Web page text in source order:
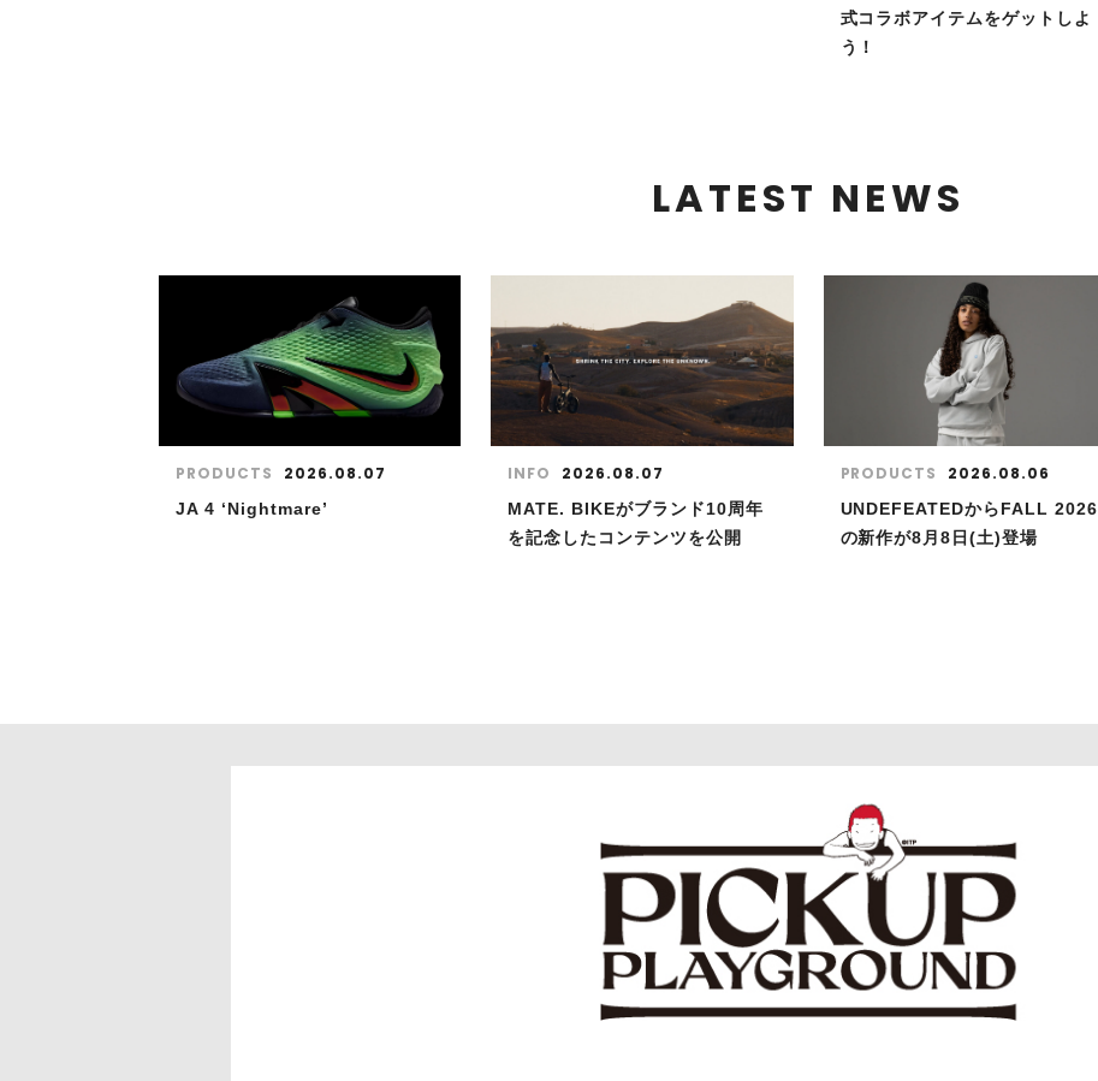
式コラボアイテムをゲットしよ
う！
LATEST NEWS
PRODUCTS 2026.08.07
JA 4 ‘Nightmare’
INFO 2026.08.07
MATE. BIKEがブランド10周年
を記念したコンテンツを公開
PRODUCTS 2026.08.06
UNDEFEATEDからFALL 2026
の新作が8⽉8⽇(⼟)登場